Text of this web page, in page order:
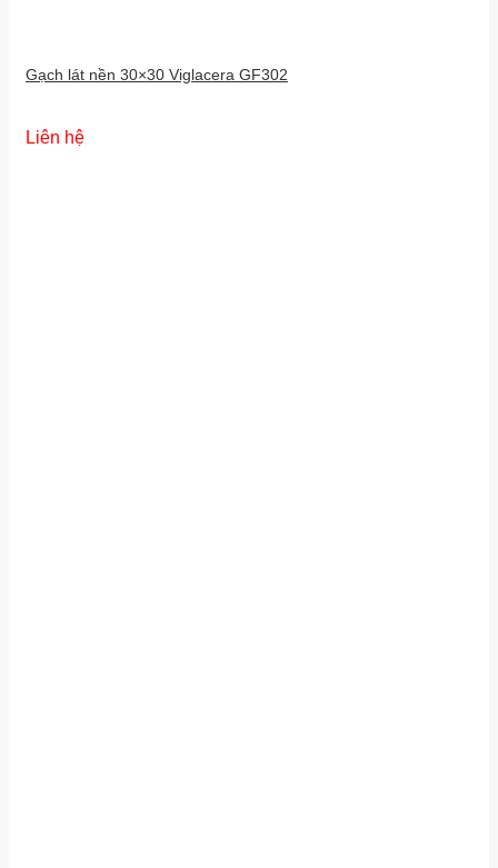
Gạch lát nền 30×30 Viglacera GF302
Liên hệ